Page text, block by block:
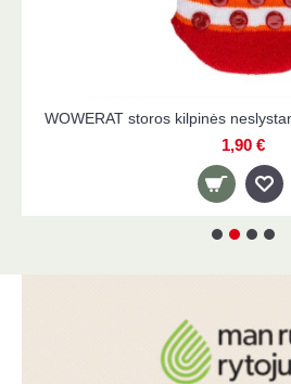
WOWERAT storos kilpinės
1,90 €